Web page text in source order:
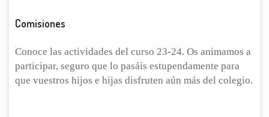
Comisiones
Conoce las actividades del curso 23-24. Os animamos a
participar, seguro que lo pasáis estupendamente para
que vuestros hijos e hijas disfruten aún más del colegio.